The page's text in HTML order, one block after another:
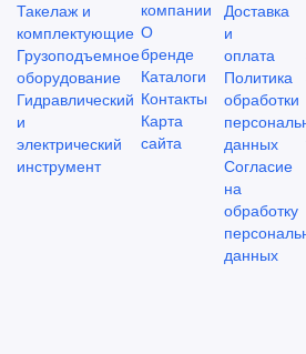
Такелаж и
комплектующие
Грузоподъемное
оборудование
Гидравлический
и
электрический
инструмент
компании
О
бренде
Каталоги
Контакты
Карта
сайта
Доставка
и
оплата
Политика
обработки
данных
Согласие
на
обработку
данных